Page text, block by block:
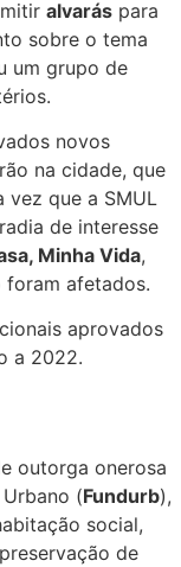
alvarás para
sobre o tema
um grupo de
novos
na cidade, que
vez que a SMUL
de interesse
Minha Vida,
foram afetados.
aprovados
a 2022.
outorga onerosa
(Fundurb),
social,
de